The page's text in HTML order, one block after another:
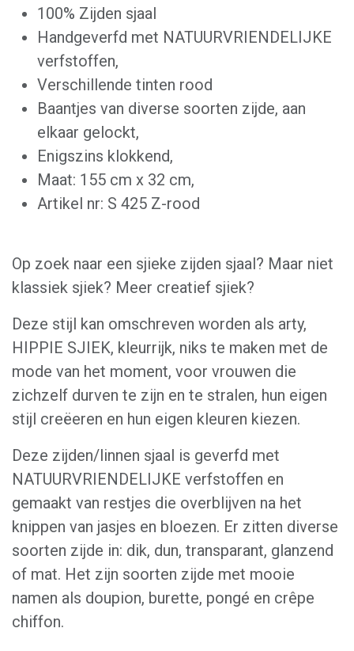
100% Zijden sjaal
Handgeverfd met NATUURVRIENDELIJKE
verfstoffen,
Verschillende tinten rood
Baantjes van diverse soorten zijde, aan
elkaar gelockt,
Enigszins klokkend,
Maat: 155 cm x 32 cm,
Artikel nr: S 425 Z-rood
Op zoek naar een sjieke zijden sjaal? Maar niet
klassiek sjiek? Meer creatief sjiek?
Deze stijl kan omschreven worden als arty,
HIPPIE SJIEK, kleurrijk, niks te maken met de
mode van het moment, voor vrouwen die
zichzelf durven te zijn en te stralen, hun eigen
stijl creëeren en hun eigen kleuren kiezen.
Deze zijden/linnen sjaal is geverfd met
NATUURVRIENDELIJKE verfstoffen en
gemaakt van restjes die overblijven na het
knippen van jasjes en bloezen. Er zitten diverse
soorten zijde in: dik, dun, transparant, glanzend
of mat. Het zijn soorten zijde met mooie
namen als doupion, burette, pongé en crêpe
chiffon.